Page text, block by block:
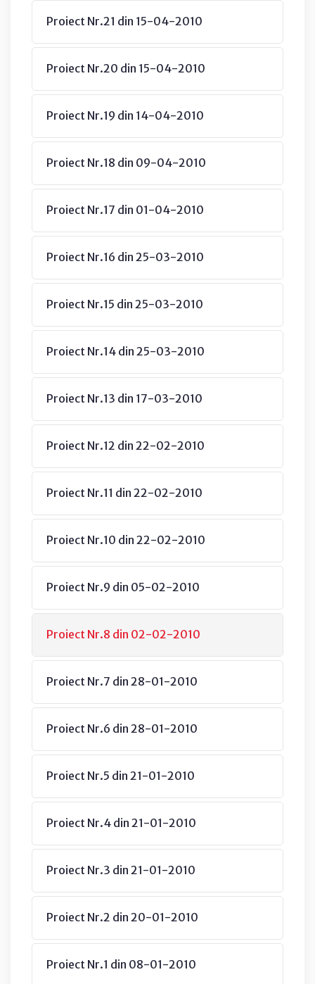
Proiect Nr.21 din 15-04-2010
Proiect Nr.20 din 15-04-2010
Proiect Nr.19 din 14-04-2010
Proiect Nr.18 din 09-04-2010
Proiect Nr.17 din 01-04-2010
Proiect Nr.16 din 25-03-2010
Proiect Nr.15 din 25-03-2010
Proiect Nr.14 din 25-03-2010
Proiect Nr.13 din 17-03-2010
Proiect Nr.12 din 22-02-2010
Proiect Nr.11 din 22-02-2010
Proiect Nr.10 din 22-02-2010
Proiect Nr.9 din 05-02-2010
Proiect Nr.8 din 02-02-2010
Proiect Nr.7 din 28-01-2010
Proiect Nr.6 din 28-01-2010
Proiect Nr.5 din 21-01-2010
Proiect Nr.4 din 21-01-2010
Proiect Nr.3 din 21-01-2010
Proiect Nr.2 din 20-01-2010
Proiect Nr.1 din 08-01-2010